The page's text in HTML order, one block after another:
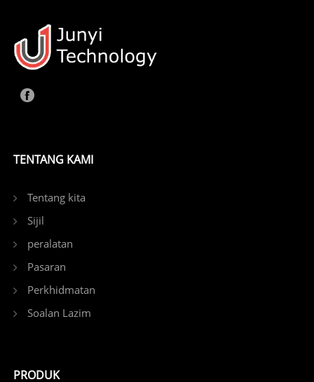
TENTANG KAMI
Tentang kita
Sijil
peralatan
Pasaran
Perkhidmatan
Soalan Lazim
PRODUK